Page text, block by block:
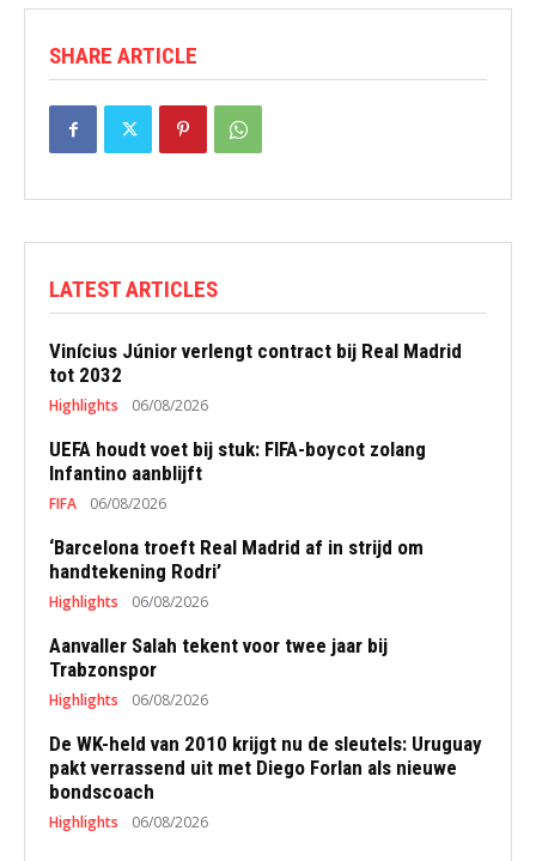
SHARE ARTICLE
LATEST ARTICLES
Vinícius Júnior verlengt contract bij Real Madrid
tot 2032
Highlights 06/08/2026
UEFA houdt voet bij stuk: FIFA-boycot zolang
Infantino aanblijft
FIFA 06/08/2026
‘Barcelona troeft Real Madrid af in strijd om
handtekening Rodri’
Highlights 06/08/2026
Aanvaller Salah tekent voor twee jaar bij
Trabzonspor
Highlights 06/08/2026
De WK-held van 2010 krijgt nu de sleutels: Uruguay
pakt verrassend uit met Diego Forlan als nieuwe
bondscoach
Highlights 06/08/2026